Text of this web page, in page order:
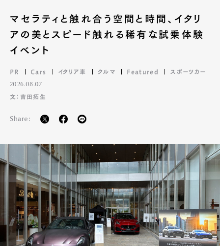
マセラティと触れ合う空間と時間、イタリ
アの美とスピード触れる稀有な試乗体験
イベント
PR Cars イタリア車 クルマ Featured スポーツカー
2026.08.07
文：吉田拓生
Share: